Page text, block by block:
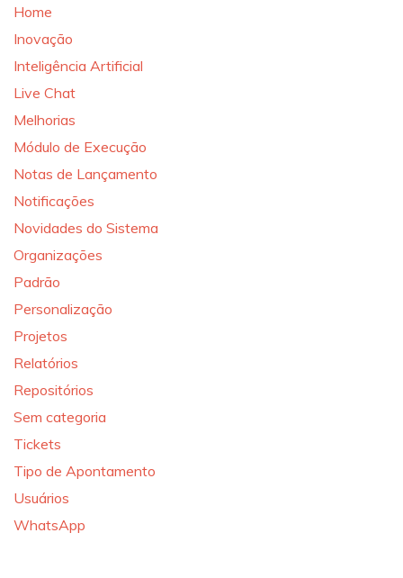
Home
Inovação
Inteligência Artificial
Live Chat
Melhorias
Módulo de Execução
Notas de Lançamento
Notificações
Novidades do Sistema
Organizações
Padrão
Personalização
Projetos
Relatórios
Repositórios
Sem categoria
Tickets
Tipo de Apontamento
Usuários
WhatsApp